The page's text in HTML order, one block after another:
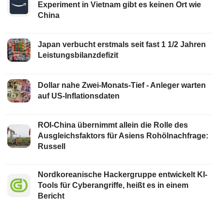
Experiment in Vietnam gibt es keinen Ort wie
China
Japan verbucht erstmals seit fast 1 1/2 Jahren
Leistungsbilanzdefizit
Dollar nahe Zwei-Monats-Tief - Anleger warten
auf US-Inflationsdaten
ROI-China übernimmt allein die Rolle des
Ausgleichsfaktors für Asiens Rohölnachfrage:
Russell
Nordkoreanische Hackergruppe entwickelt KI-
Tools für Cyberangriffe, heißt es in einem
Bericht